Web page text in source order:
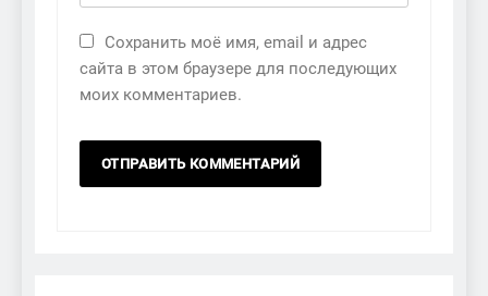
Сохранить моё имя, email и адрес
сайта в этом браузере для последующих
моих комментариев.